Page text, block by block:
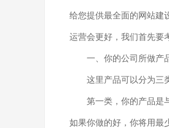
给您提供最全面的网站建
运营会更好，我们首先要
一、你的公司所做产
这里产品可以分为三
第一类，你的产品是
如果你做的好，你将用最